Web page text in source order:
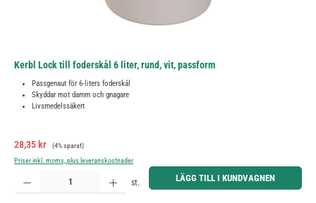
Kerbl Lock till foderskål 6 liter, rund, vit, passform
Passgenaut för 6-liters foderskål
Skyddar mot damm och gnagare
Livsmedelssäkert
Försäljningspris:
28,35 kr Ordinarie pris:
(4% sparat)
Priser inkl. moms, plus leveranskostnader
Produktkvantitet: Ange önskat belopp eller använd knapparna för att öka eller minska kvantiteten.
st. LÄGG TILL I KUNDVAGNEN